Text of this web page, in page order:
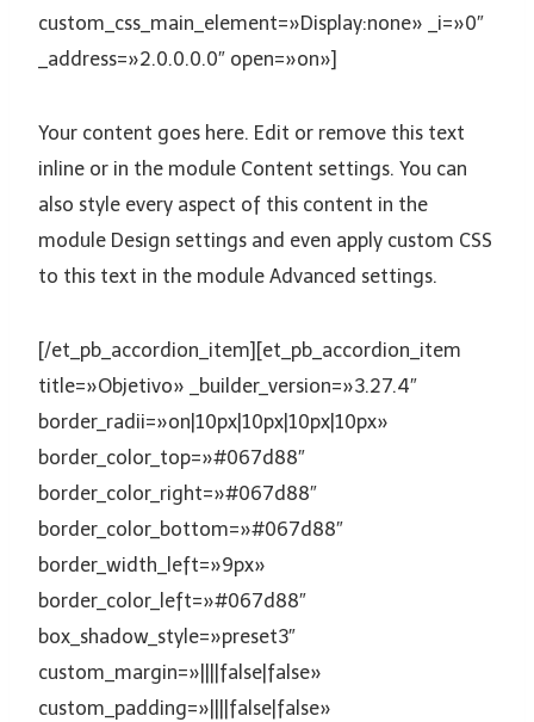
custom_css_main_element=»Display:none» _i=»0″
_address=»2.0.0.0.0″ open=»on»]
Your content goes here. Edit or remove this text
inline or in the module Content settings. You can
also style every aspect of this content in the
module Design settings and even apply custom CSS
to this text in the module Advanced settings.
[/et_pb_accordion_item][et_pb_accordion_item
title=»Objetivo» _builder_version=»3.27.4″
border_radii=»on|10px|10px|10px|10px»
border_color_top=»#067d88″
border_color_right=»#067d88″
border_color_bottom=»#067d88″
border_width_left=»9px»
border_color_left=»#067d88″
box_shadow_style=»preset3″
custom_margin=»||||false|false»
custom_padding=»||||false|false»